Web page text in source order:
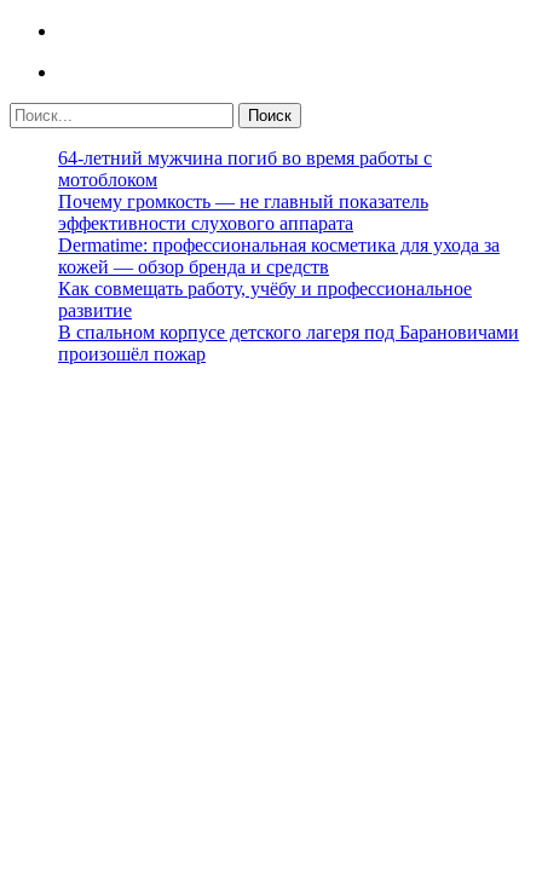
64-летний мужчина погиб во время работы с
мотоблоком
Почему громкость — не главный показатель
эффективности слухового аппарата
Dermatime: профессиональная косметика для ухода за
кожей — обзор бренда и средств
Как совмещать работу, учёбу и профессиональное
развитие
В спальном корпусе детского лагеря под Барановичами
произошёл пожар